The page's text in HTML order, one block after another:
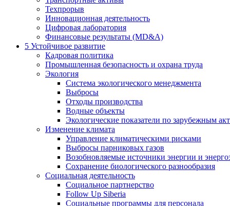
Техпрорыв
Инновационная деятельность
Цифровая лаборатория
Финансовые результаты (MD&A)
5 Устойчивое развитие
Кадровая политика
Промышленная безопасность и охрана труда
Экология
Система экологического менеджмента
Выбросы
Отходы производства
Водные объекты
Экологические показатели по зарубежным
Изменение климата
Управление климатическими рисками
Выбросы парниковых газов
Возобновляемые источники энергии и
Сохранение биологического разнообразия
Социальная деятельность
Социальное партнерство
Follow Up Siberia
Социальные программы для персонала